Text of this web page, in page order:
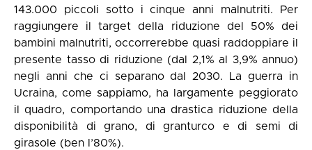
143.000 piccoli sotto i cinque anni malnutriti. Per
raggiungere il target della riduzione del 50% dei
bambini malnutriti, occorrerebbe quasi raddoppiare il
presente tasso di riduzione (dal 2,1% al 3,9% annuo)
negli anni che ci separano dal 2030. La guerra in
Ucraina, come sappiamo, ha largamente peggiorato
il quadro, comportando una drastica riduzione della
disponibilità di grano, di granturco e di semi di
girasole (ben l’80%).